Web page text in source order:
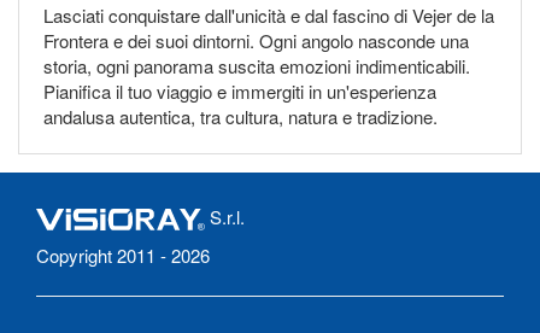
Lasciati conquistare dall'unicità e dal fascino di Vejer de la
Frontera e dei suoi dintorni. Ogni angolo nasconde una
storia, ogni panorama suscita emozioni indimenticabili.
Pianifica il tuo viaggio e immergiti in un'esperienza
andalusa autentica, tra cultura, natura e tradizione.
S.r.l.
Copyright 2011 - 2026